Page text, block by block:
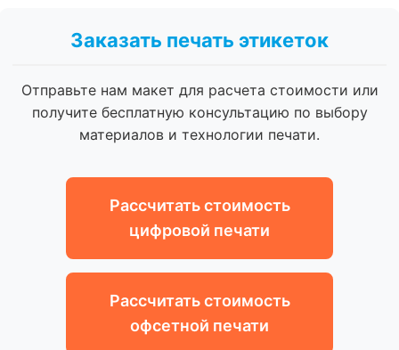
Заказать печать этикеток
Отправьте нам макет для расчета стоимости или
получите бесплатную консультацию по выбору
материалов и технологии печати.
Рассчитать стоимость
цифровой печати
Рассчитать стоимость
офсетной печати